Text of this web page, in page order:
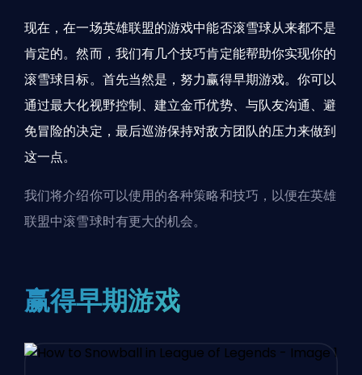
现在，在一场英雄联盟的游戏中能否滚雪球从来都不是
肯定的。然而，我们有几个技巧肯定能帮助你实现你的
滚雪球目标。首先当然是，努力赢得早期游戏。你可以
通过最大化视野控制、建立金币优势、与队友沟通、避
免冒险的决定，最后巡游保持对敌方团队的压力来做到
这一点。
我们将介绍你可以使用的各种策略和技巧，以便在英雄
联盟中滚雪球时有更大的机会。
赢得早期游戏